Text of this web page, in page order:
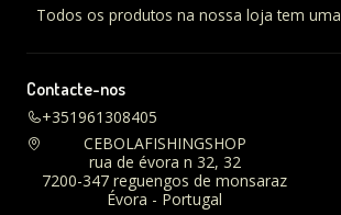
Todos os produtos na nossa loja tem
Contacte-nos
+351961308405
CEBOLAFISHINGSHOP
rua de évora n 32, 32
7200-347 reguengos de monsaraz
Évora - Portugal